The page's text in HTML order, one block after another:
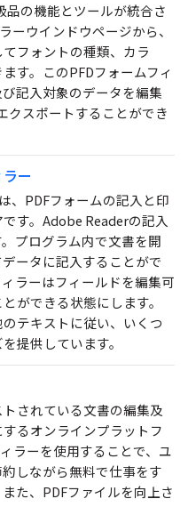
の機能とツールが統合さ
ーウインドウページから、
フォントの種類、カラ
す。このPFDフォームフィ
記入対象のデータを編集
クスポートすることができ
ー
、PDFフォームの記入と印
す。Adobe Readerの記入
プログラム内で文書を開
ータに記入することがで
ラーはフィールドを編集可
ができる状態にします。
テキストに従い、いくつ
提供しています。
されている文書の編集及
るオンラインプラットフ
ラーを使用することで、ユ
しながら無料で仕事をす
た、PDFファイルを向上さ